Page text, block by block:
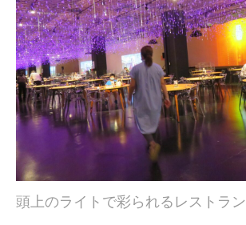
頭上のライトで彩られるレストラン